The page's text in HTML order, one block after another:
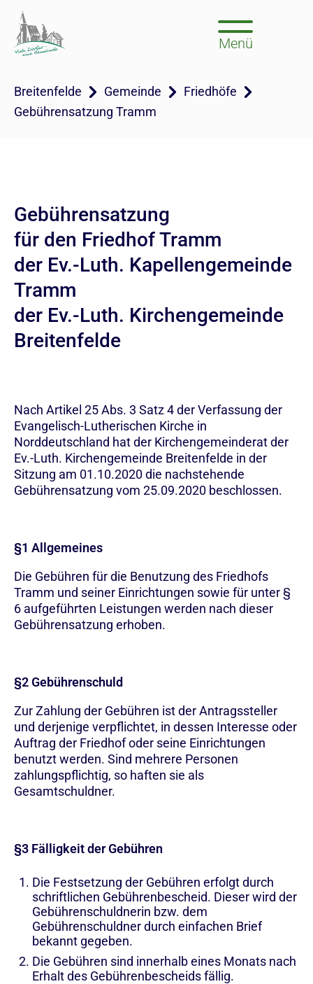
Menü
Breitenfelde Gemeinde
Friedhöfe
Gebührensatzung Tramm
Gebührensatzung
für den Friedhof Tramm
der Ev.-Luth. Kapellengemeinde
Tramm
der Ev.-Luth. Kirchengemeinde
Breitenfelde
Nach Artikel 25 Abs. 3 Satz 4 der Verfassung der
Evangelisch-Lutherischen Kirche in
Norddeutschland hat der Kirchengemeinderat der
Ev.-Luth. Kirchengemeinde Breitenfelde in der
Sitzung am 01.10.2020 die nachstehende
Gebührensatzung vom 25.09.2020 beschlossen.
§1 Allgemeines
Die Gebühren für die Benutzung des Friedhofs
Tramm und seiner Einrichtungen sowie für unter §
6 aufgeführten Leistungen werden nach dieser
Gebührensatzung erhoben.
§2 Gebührenschuld
Zur Zahlung der Gebühren ist der Antragssteller
und derjenige verpflichtet, in dessen Interesse oder
Auftrag der Friedhof oder seine Einrichtungen
benutzt werden. Sind mehrere Personen
zahlungspflichtig, so haften sie als
Gesamtschuldner.
§3 Fälligkeit der Gebühren
Die Festsetzung der Gebühren erfolgt durch
schriftlichen Gebührenbescheid. Dieser wird der
Gebührenschuldnerin bzw. dem
Gebührenschuldner durch einfachen Brief
bekannt gegeben.
Die Gebühren sind innerhalb eines Monats nach
Erhalt des Gebührenbescheids fällig.